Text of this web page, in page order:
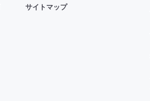
サイトマップ